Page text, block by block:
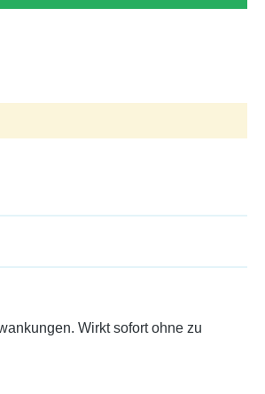
Wirkt sofort ohne zu